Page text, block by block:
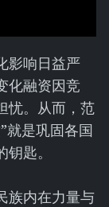
影响日益严
化融资因竞
忧。从而，范
就是巩固各国
匙。
族内在力量与